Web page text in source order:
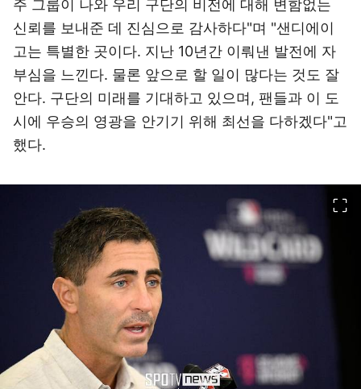
주 그룹이 나와 우리 구단의 비전에 대해 변함없는
신뢰를 보내준 데 진심으로 감사하다"며 "샌디에이
고는 특별한 곳이다. 지난 10년간 이뤄낸 발전에 자
부심을 느낀다. 물론 앞으로 할 일이 많다는 것도 잘
안다. 구단의 미래를 기대하고 있으며, 팬들과 이 도
시에 우승의 영광을 안기기 위해 최선을 다하겠다"고
했다.